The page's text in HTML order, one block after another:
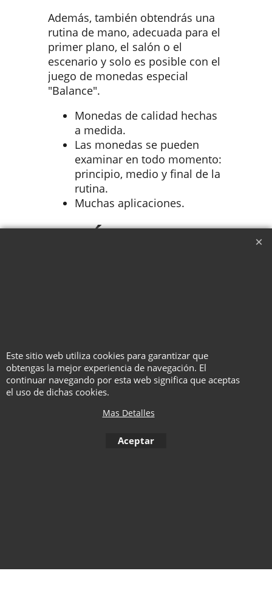
Además, también obtendrás una
rutina de mano, adecuada para el
primer plano, el salón o el
escenario y solo es posible con el
juego de monedas especial
"Balance".
Monedas de calidad hechas
a medida.
Las monedas se pueden
examinar en todo momento:
principio, medio y final de la
rutina.
Muchas aplicaciones.
¿QUÉ SE
Disponibles en dos versiones:
GOLD (monedas de oro) y SILVER
(monedas de plata=. ¡Elige el que
más te guste!
To create online store ShopFactory eCommerce software was used.
Este sitio web utiliza cookies para garantizar que
obtengas la mejor experiencia de navegación. El
continuar navegando por esta web significa que aceptas
el uso de dichas cookies.
Mas Detalles
Aceptar